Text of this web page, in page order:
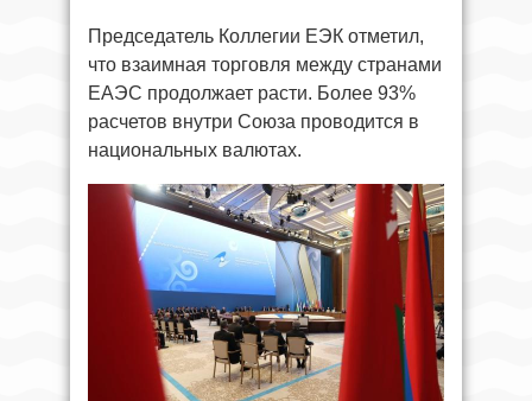
Председатель Коллегии ЕЭК отметил,
что взаимная торговля между странами
ЕАЭС продолжает расти. Более 93%
расчетов внутри Союза проводится в
национальных валютах.